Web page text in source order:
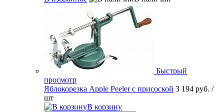
Быстрый
просмотр
Яблокорезка Apple Peeler с присоской 3 194 руб. /
шт
В корзину